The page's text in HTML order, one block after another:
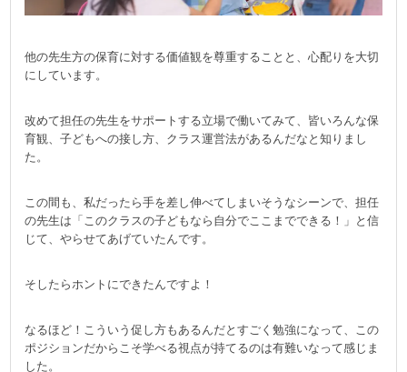
他の先生方の保育に対する価値観を尊重することと、心配りを大切
にしています。
改めて担任の先生をサポートする立場で働いてみて、皆いろんな保
育観、子どもへの接し方、クラス運営法があるんだなと知りまし
た。
この間も、私だったら手を差し伸べてしまいそうなシーンで、担任
の先生は「このクラスの子どもなら自分でここまでできる！」と信
じて、やらせてあげていたんです。
そしたらホントにできたんですよ！
なるほど！こういう促し方もあるんだとすごく勉強になって、この
ポジションだからこそ学べる視点が持てるのは有難いなって感じま
した。